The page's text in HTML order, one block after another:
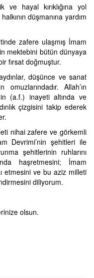
ve hayal kırıklığına yol
düşmanına yardım
zafere ulaşmış İmam
mektebini bütün dünyaya
fırsat doğmuştur.
düşünce ve sanat
Allah’ın
(a.f.) inayeti altında ve
çizgisini takip ederek
nihai zafere ve görkemli
Devrimi’nin şehitleri ile
şehitlerinin ruhlarını
haşretmesini; İmam
etmesini ve bu aziz milleti
diliyorum.
olsun.